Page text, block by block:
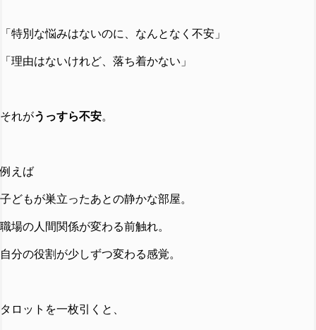
「特別な悩みはないのに、なんとなく不安」
「理由はないけれど、落ち着かない」
それがうっすら不安。
例えば
子どもが巣立ったあとの静かな部屋。
職場の人間関係が変わる前触れ。
自分の役割が少しずつ変わる感覚。
タロットを一枚引くと、